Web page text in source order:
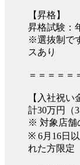
【昇格】
昇格試験：
※選抜制で
スあり
＝＝＝＝＝
【入社祝い
計30万円（
※ 対象店舗
※ 6月16日
れた方限定